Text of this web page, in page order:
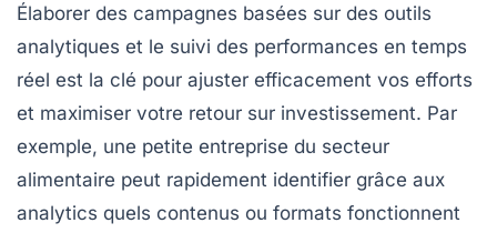
Élaborer des campagnes basées sur des outils
analytiques et le suivi des performances en temps
réel est la clé pour ajuster efficacement vos efforts
et maximiser votre retour sur investissement. Par
exemple, une petite entreprise du secteur
alimentaire peut rapidement identifier grâce aux
analytics quels contenus ou formats fonctionnent